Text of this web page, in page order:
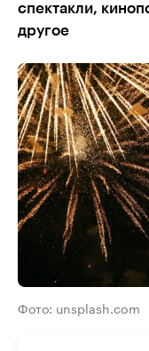
спектакли,
другое
Фото: unsplash.com